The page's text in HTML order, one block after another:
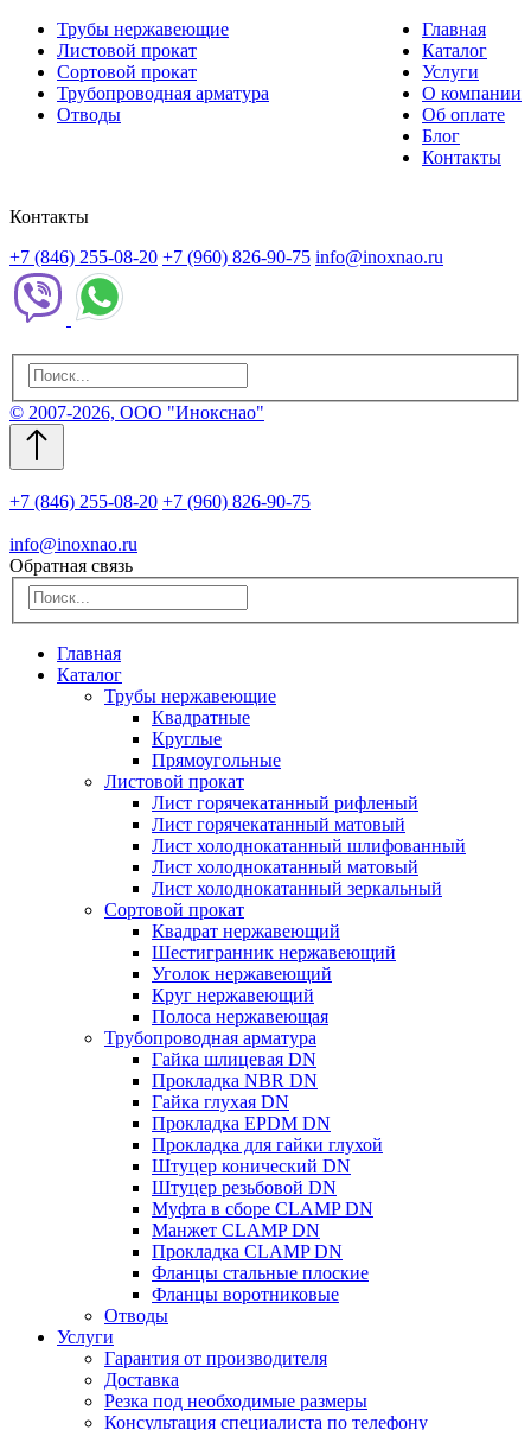
Трубы нержавеющие
Листовой прокат
Сортовой прокат
Трубопроводная арматура
Отводы
Главная
Каталог
Услуги
О компании
Об оплате
Блог
Контакты
Контакты
+7 (846) 255-08-20 +7 (960) 826-90-75 info@inoxnao.ru
© 2007-2026, ООО "Инокснао"
+7 (846) 255-08-20 +7 (960) 826-90-75
info@inoxnao.ru
Обратная связь
Главная
Каталог
Трубы нержавеющие
Квадратные
Круглые
Прямоугольные
Листовой прокат
Лист горячекатанный рифленый
Лист горячекатанный матовый
Лист холоднокатанный шлифованный
Лист холоднокатанный матовый
Лист холоднокатанный зеркальный
Сортовой прокат
Квадрат нержавеющий
Шестигранник нержавеющий
Уголок нержавеющий
Круг нержавеющий
Полоса нержавеющая
Трубопроводная арматура
Гайка шлицевая DN
Прокладка NBR DN
Гайка глухая DN
Прокладка EPDM DN
Прокладка для гайки глухой
Штуцер конический DN
Штуцер резьбовой DN
Муфта в сборе CLAMP DN
Манжет CLAMP DN
Прокладка CLAMP DN
Фланцы стальные плоские
Фланцы воротниковые
Отводы
Услуги
Гарантия от производителя
Доставка
Резка под необходимые размеры
Консультация специалиста по телефону